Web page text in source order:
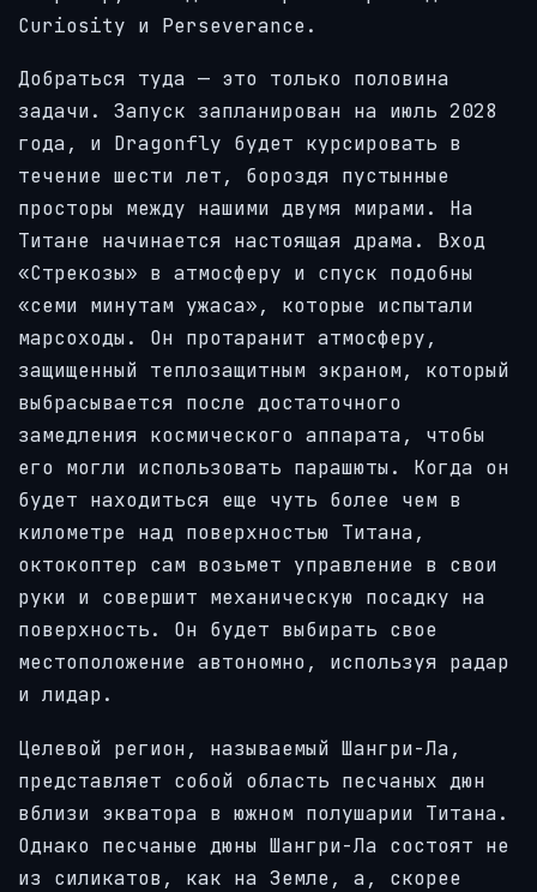
Curiosity и Perseverance.
Добраться туда — это только половина
задачи. Запуск запланирован на июль 2028
года, и Dragonfly будет курсировать в
течение шести лет, бороздя пустынные
просторы между нашими двумя мирами. На
Титане начинается настоящая драма. Вход
«Стрекозы» в атмосферу и спуск подобны
«семи минутам ужаса», которые испытали
марсоходы. Он протаранит атмосферу,
защищенный теплозащитным экраном, который
выбрасывается после достаточного
замедления космического аппарата, чтобы
его могли использовать парашюты. Когда он
будет находиться еще чуть более чем в
километре над поверхностью Титана,
октокоптер сам возьмет управление в свои
руки и совершит механическую посадку на
поверхность. Он будет выбирать свое
местоположение автономно, используя радар
и лидар.
Целевой регион, называемый Шангри-Ла,
представляет собой область песчаных дюн
вблизи экватора в южном полушарии Титана.
Однако песчаные дюны Шангри-Ла состоят не
из силикатов, как на Земле, а, скорее